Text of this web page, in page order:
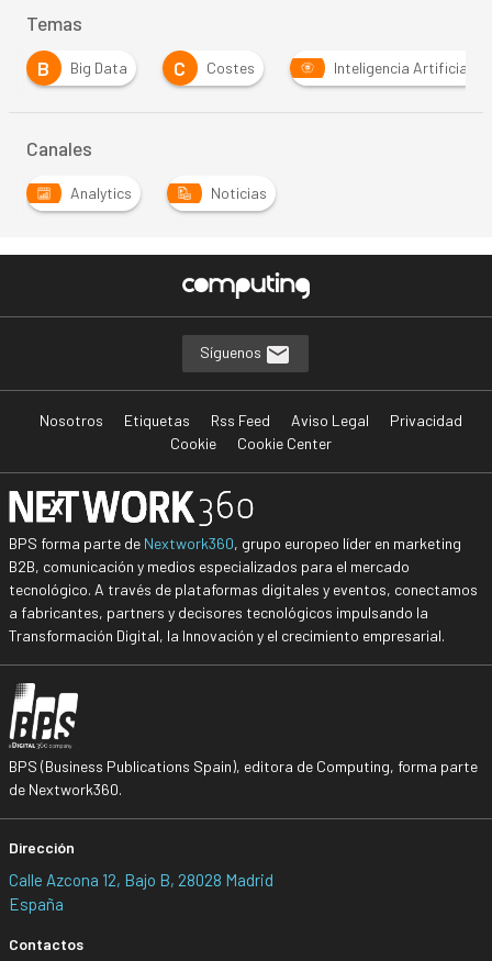
Temas
B
Big Data C Costes Inteligencia Artificial
Canales
Analytics Noticias
Síguenos
Nosotros Etiquetas Rss Feed Aviso Legal
Privacidad
Cookie
Cookie Center
BPS forma parte de Nextwork360, grupo europeo líder en marketing
B2B, comunicación y medios especializados para el mercado
tecnológico. A través de plataformas digitales y eventos, conectamos
a fabricantes, partners y decisores tecnológicos impulsando la
Transformación Digital, la Innovación y el crecimiento empresarial.
BPS (Business Publications Spain), editora de Computing, forma parte
de Nextwork360.
Dirección
Calle Azcona 12, Bajo B, 28028 Madrid
España
Contactos